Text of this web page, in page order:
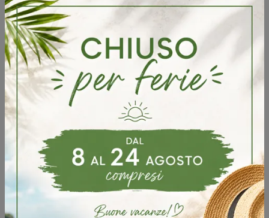
Sfoglia i cataloghi